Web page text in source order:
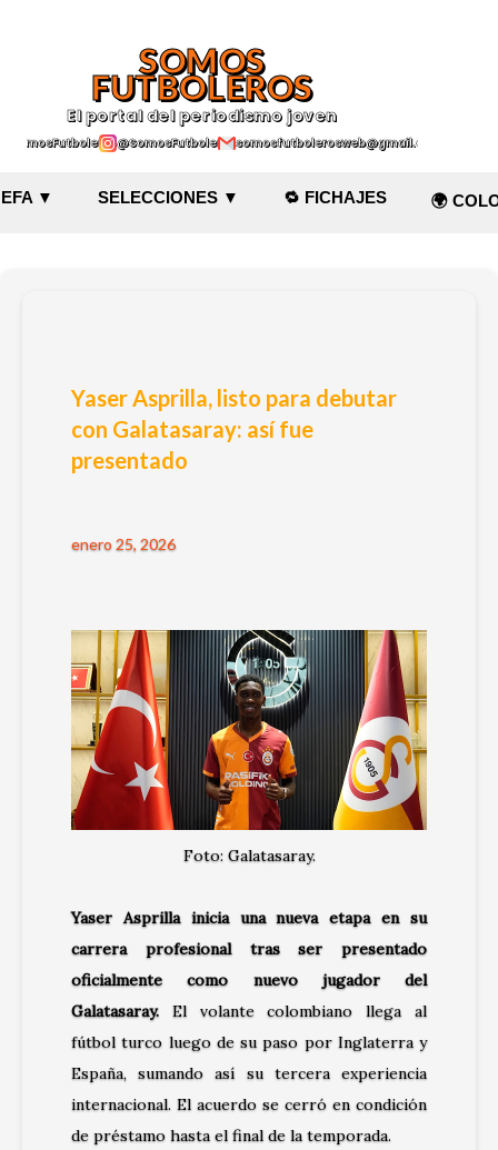
SOMOS
FUTBOLEROS
El portal del periodismo joven
@SomosFutbolerossomosfutbolerosweb@gmail.com
▼ SELECCIONES ▼ 🔁 FICHAJES 🌍
Yaser Asprilla, listo para debutar
con Galatasaray: así fue
presentado
enero 25, 2026
Foto: Galatasaray.
Yaser Asprilla inicia una nueva etapa en su
carrera profesional tras ser presentado
oficialmente como nuevo jugador del
Galatasaray. El volante colombiano llega al
fútbol turco luego de su paso por Inglaterra y
España, sumando así su tercera experiencia
internacional. El acuerdo se cerró en condición
de préstamo hasta el final de la temporada.